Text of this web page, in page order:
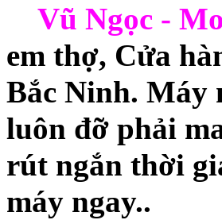
Vũ Ngọc -
em thợ, Cửa
Bắc Ninh. Máy
luôn đỡ phải
rút ngắn thời
máy ngay..